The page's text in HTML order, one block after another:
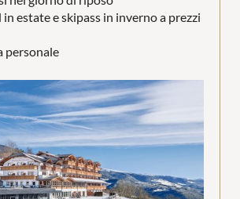
Wellness
Attività
estate e skipass in inverno a prezzi
personale